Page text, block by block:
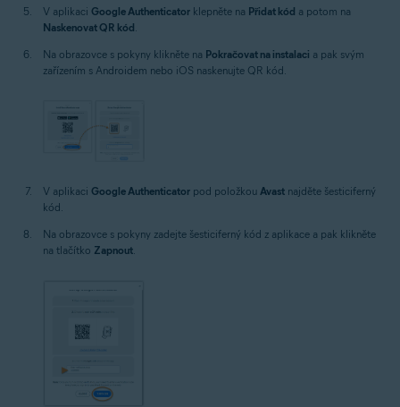
V aplikaci Google Authenticator klepněte na Přidat kód a potom na
Naskenovat QR kód
Na obrazovce s pokyny klikněte na Pokračovat na instalaci a pak svým
zařízením s Androidem nebo iOS naskenujte QR kód.
V aplikaci Google Authenticator pod položkou Avast najděte šesticiferný
kód.
Na obrazovce s pokyny zadejte šesticiferný kód z aplikace a pak klikněte
na tlačítko Zapnout.